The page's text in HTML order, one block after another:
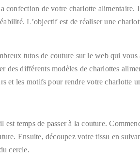
confection de votre charlotte
L’objectif est de réaliser une
tutos de couture sur le web qui vous
des différents modèles de charlottes
et les motifs pour rendre votre charlotte
temps de passer à la couture.
Ensuite, découpez votre tissu en
cercle.